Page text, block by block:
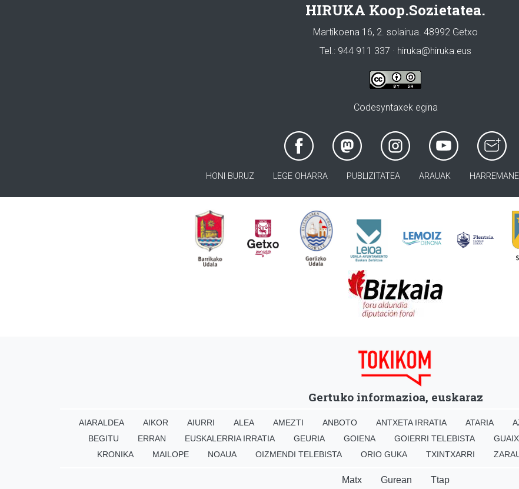
HIRUKA Koop.Sozietatea.
Martikoena 16, 2. solairua. 48992 Getxo
Tel.: 944 911 337 · hiruka@hiruka.eus
Codesyntaxek egina
HONI BURUZ LEGE OHARRA PUBLIZITATEA ARAUAK
Gertuko informazioa, euskaraz
AIARALDEA AIKOR AIURRI ALEA AMEZTI ANBOTO ANTXETA IRRATIA ATARIA
BEGITU
ERRAN EUSKALERRIA IRRATIA GEURIA GOIENA GOIERRI TELEBISTA
KRONIKA
MAILOPE NOAUA OIZMENDI TELEBISTA ORIO GUKA TXINTXARRI
Matx Gurean Ttap